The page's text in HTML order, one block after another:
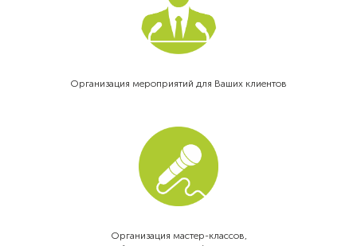
Организация мероприятий для Ваших клиентов
Организация мастер-классов,